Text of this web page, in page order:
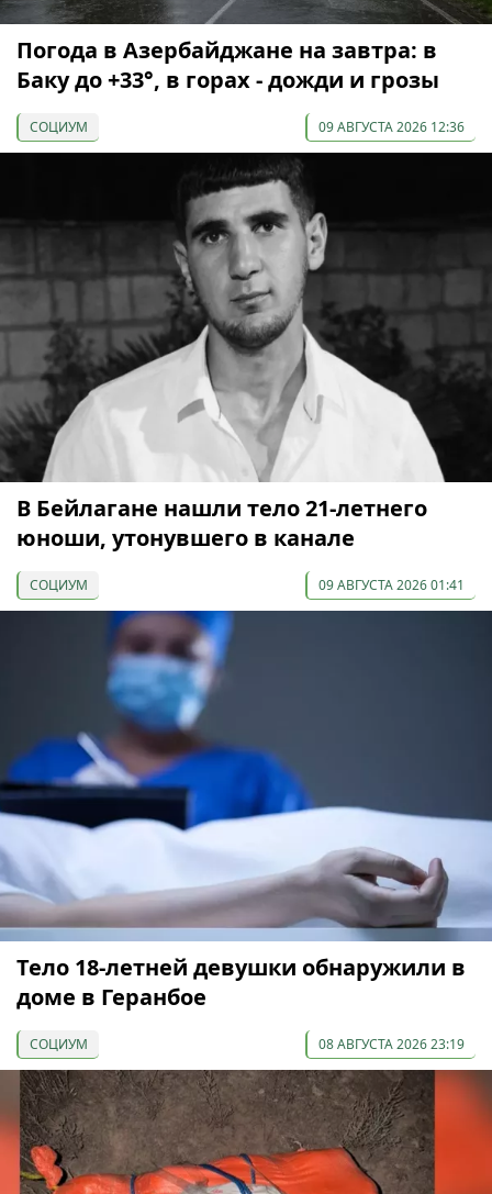
Погода в Азербайджане на завтра: в
Баку до +33°, в горах - дожди и грозы
СОЦИУМ 09 АВГУСТА 2026 12:36
В Бейлагане нашли тело 21-летнего
юноши, утонувшего в канале
СОЦИУМ 09 АВГУСТА 2026 01:41
Тело 18-летней девушки обнаружили в
доме в Геранбое
СОЦИУМ 08 АВГУСТА 2026 23:19